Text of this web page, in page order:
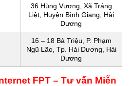
36 Hùng Vương, Xã Tráng
Liệt, Huyện Bình Giang, Hải
Dương
16 – 18 Bà Triệu, P. Phạm
Ngũ Lão, Tp. Hải Dương, Hải
Dương
FPT – Tư vấn Miễn